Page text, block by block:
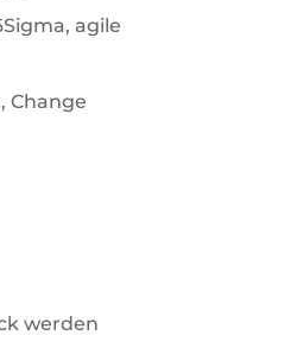
agile
Change
werden